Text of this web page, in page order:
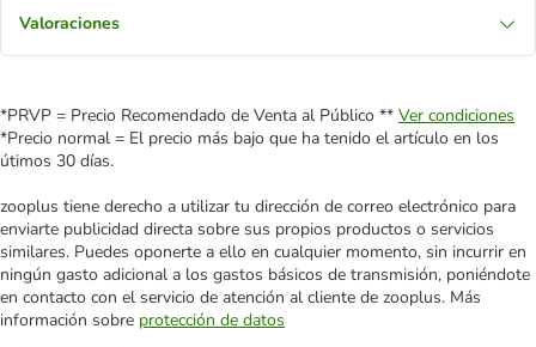
Valoraciones
*PRVP = Precio Recomendado de Venta al Público ** Ver condiciones
*Precio normal = El precio más bajo que ha tenido el artículo en los
útimos 30 días.
zooplus tiene derecho a utilizar tu dirección de correo electrónico para
enviarte publicidad directa sobre sus propios productos o servicios
similares. Puedes oponerte a ello en cualquier momento, sin incurrir en
ningún gasto adicional a los gastos básicos de transmisión, poniéndote
en contacto con el servicio de atención al cliente de zooplus. Más
información sobre protección de datos